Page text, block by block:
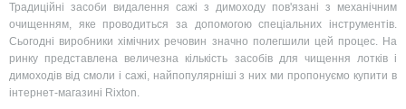
Традиційні засоби видалення сажі з димоходу пов'язані з механічним
очищенням, яке проводиться за допомогою спеціальних інструментів.
Сьогодні виробники хімічних речовин значно полегшили цей процес. На
ринку представлена величезна кількість засобів для чищення лотків і
димоходів від смоли і сажі, найпопулярніші з них ми пропонуємо купити в
інтернет-магазині Rixton.